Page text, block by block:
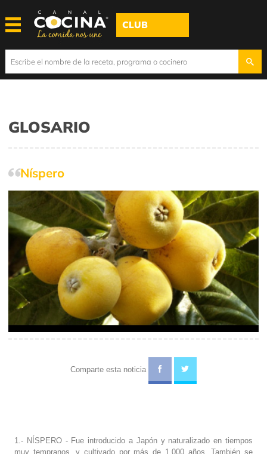
CLUB
GLOSARIO
Níspero
Comparte esta noticia
1.- NÍSPERO - Fue introducido a Japón y naturalizado en tiempos
muy tempranos, y cultivado por más de 1.000 años. También se